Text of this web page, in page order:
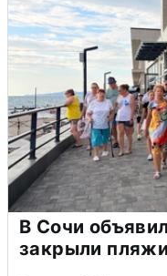
В Сочи
закрыли пляжи